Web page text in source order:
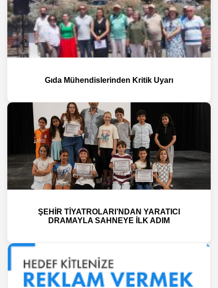
Gıda Mühendislerinden Kritik Uyarı
ŞEHİR TİYATROLARI’NDAN YARATICI
DRAMAYLA SAHNEYE İLK ADIM